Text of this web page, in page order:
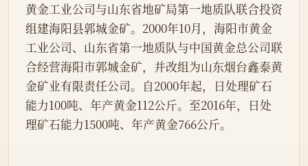
黄金工业公司与山东省地矿局第一地质队联合投资
组建海阳县郭城金矿。2000年10月，海阳市黄金
工业公司、山东省第一地质队与中国黄金总公司联
合经营海阳市郭城金矿，并改组为山东烟台鑫泰黄
金矿业有限责任公司。自2000年起，日处理矿石
能力100吨、年产黄金112公斤。至2016年，日处
理矿石能力1500吨、年产黄金766公斤。